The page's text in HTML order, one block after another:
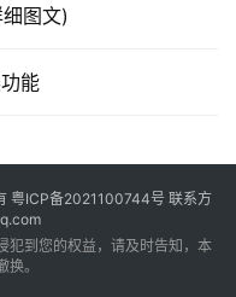
图文)
能
粤ICP备2021100744号 联系方
犯到您的权益，请及时告知，本
。